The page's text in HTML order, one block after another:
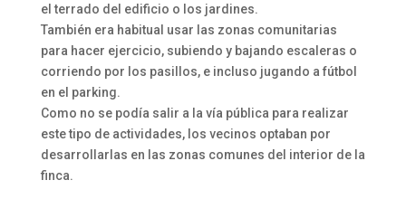
el terrado del edificio o los jardines.
También era habitual usar las zonas comunitarias
para hacer ejercicio, subiendo y bajando escaleras o
corriendo por los pasillos, e incluso jugando a fútbol
en el parking.
Como no se podía salir a la vía pública para realizar
este tipo de actividades, los vecinos optaban por
desarrollarlas en las zonas comunes del interior de la
finca.